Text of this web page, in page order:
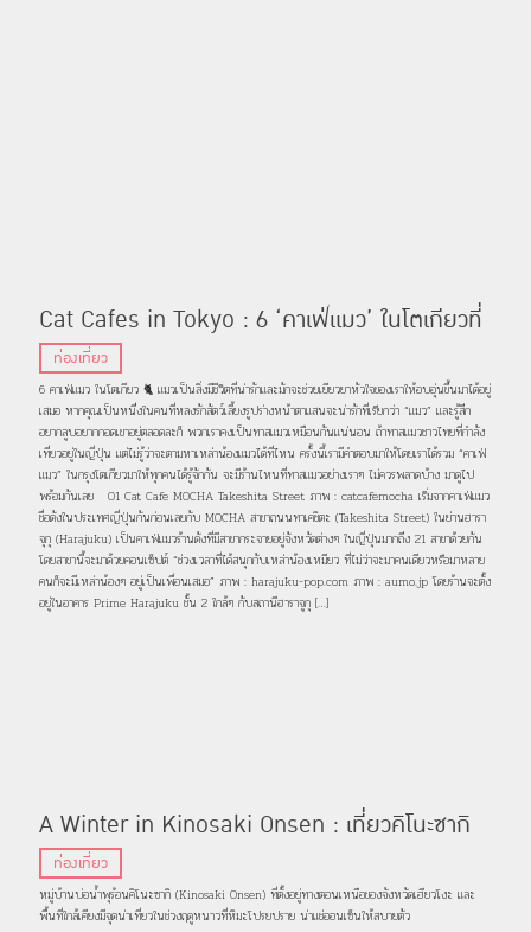
Cat Cafes in Tokyo : 6 ‘คาเฟ่แมว’ ในโตเกียวที่
เหล่าทาสแมวพลาดไม่ได้
ท่องเที่ยว
6 คาเฟ่แมว ในโตเกียว 🐈 แมวเป็นสิ่งมีชีวิตที่น่ารักและมักจะช่วยเยียวยาหัวใจของเราให้อบอุ่นขึ้นมาได้อยู่
เสมอ หากคุณเป็นหนึ่งในคนที่หลงรักสัตว์เลี้ยงรูปร่างหน้าตาแสนจะน่ารักที่เรียกว่า “แมว” และรู้สึก
อยากลูบอยากกอดเขาอยู่ตลอดละก็ พวกเราคงเป็นทาสแมวเหมือนกันแน่นอน ถ้าทาสแมวชาวไทยที่กำลัง
เที่ยวอยู่ในญี่ปุ่น แต่ไม่รู้ว่าจะตามหาเหล่าน้องแมวได้ที่ไหน ครั้งนี้เรามีคำตอบมาให้โดยเราได้รวม “คาเฟ่
แมว” ในกรุงโตเกียวมาให้ทุกคนได้รู้จักกัน จะมีร้านไหนที่ทาสแมวอย่างเราๆ ไม่ควรพลาดบ้าง มาดูไป
พร้อมกันเลย 01 Cat Cafe MOCHA Takeshita Street ภาพ : catcafemocha เริ่มจากคาเฟ่แมว
ชื่อดังในประเทศญี่ปุ่นกันก่อนเลยกับ MOCHA สาขาถนนทาเคชิตะ (Takeshita Street) ในย่านฮารา
จุกุ (Harajuku) เป็นคาเฟ่แมวร้านดังที่มีสาขากระจายอยู่จังหวัดต่างๆ ในญี่ปุ่นมากถึง 21 สาขาด้วยกัน
โดยสาขานี้จะมาด้วยคอนเซ็ปต์ “ช่วงเวลาที่ได้สนุกกับเหล่าน้องเหมียว ที่ไม่ว่าจะมาคนเดียวหรือมาหลาย
คนก็จะมีเหล่าน้องๆ อยู่เป็นเพื่อนเสมอ” ภาพ : harajuku-pop.com ภาพ : aumo.jp โดยร้านจะตั้ง
อยู่ในอาคาร Prime Harajuku ชั้น 2 ใกล้ๆ กับสถานีฮาราจูกุ […]
A Winter in Kinosaki Onsen : เที่ยวคิโนะซากิ
ออนเซ็นและสถานที่ท่องเที่ยวรอบๆ ในช่วงฤดูหนาว
ท่องเที่ยว
หมู่บ้านบ่อน้ำพุร้อนคิโนะซากิ (Kinosaki Onsen) ที่ตั้งอยู่ทางตอนเหนือของจังหวัดเฮียวโงะ และ
พื้นที่ใกล้เคียงมีจุดน่าเที่ยวในช่วงฤดูหนาวที่หิมะโปรยปราย น่าแช่ออนเซ็นให้สบายตัว